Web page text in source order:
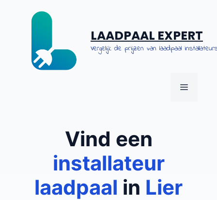
LAADPAAL EXPERT
Vergelijk de prijzen van laadpaal
MENU
Vind een
installateur
laadpaal in Lier